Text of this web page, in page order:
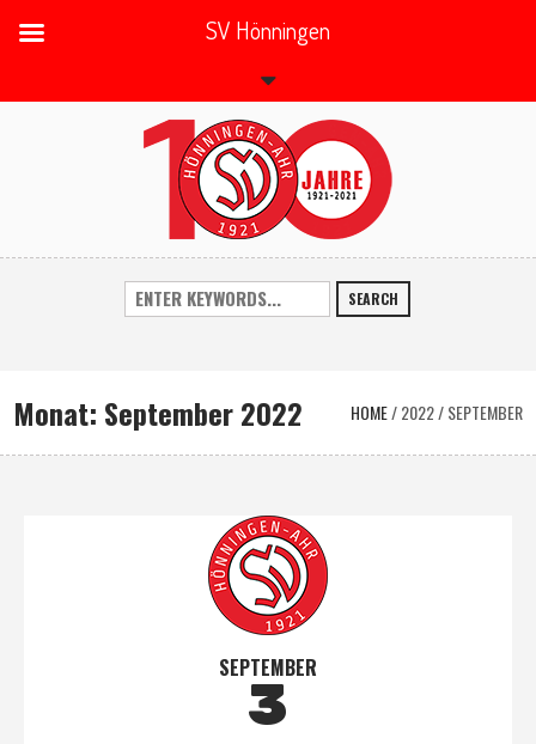
SEARCH
Monat: September 2022 HOME/2022/SEPTEMBER
SEPTEMBER
3
SV Hönningen